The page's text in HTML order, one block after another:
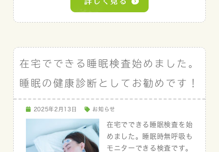
在宅でできる睡眠検査始めました。
睡眠の健康診断としてお勧めです！
2025年2月13日 お知らせ
在宅でできる睡眠検査を始
めました。睡眠時無呼吸も
モニターできる検査です。